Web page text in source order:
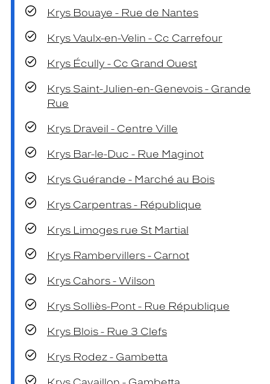
Krys Bouaye - Rue de Nantes
Krys Vaulx-en-Velin - Cc Carrefour
Krys Écully - Cc Grand Ouest
Krys Saint-Julien-en-Genevois - Grande
Rue
Krys Draveil - Centre Ville
Krys Bar-le-Duc - Rue Maginot
Krys Guérande - Marché au Bois
Krys Carpentras - République
Krys Limoges rue St Martial
Krys Rambervillers - Carnot
Krys Cahors - Wilson
Krys Solliès-Pont - Rue République
Krys Blois - Rue 3 Clefs
Krys Rodez - Gambetta